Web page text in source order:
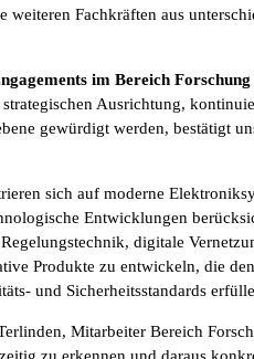
Fachkräften aus
im Bereich Forschung
Ausrichtung,
gewürdigt werden, bestätigt
sich auf moderne
Entwicklungen
digitale
Produkte zu entwickeln, die
und Sicherheitsstandards
Mitarbeiter Bereich